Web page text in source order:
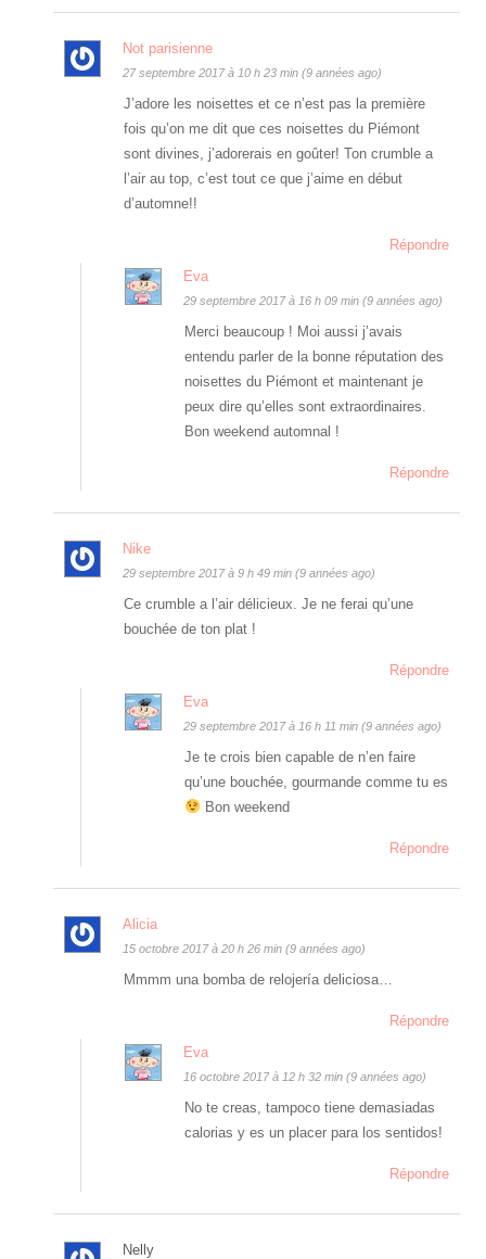
Not parisienne
27 septembre 2017 à 10 h 23 min (9 années ago)
J’adore les noisettes et ce n’est pas la première
fois qu’on me dit que ces noisettes du Piémont
sont divines, j’adorerais en goûter! Ton crumble a
l’air au top, c’est tout ce que j’aime en début
d’automne!!
Répondre
Eva
29 septembre 2017 à 16 h 09 min (9 années ago)
Merci beaucoup ! Moi aussi j’avais
entendu parler de la bonne réputation des
noisettes du Piémont et maintenant je
peux dire qu’elles sont extraordinaires.
Bon weekend automnal !
Répondre
Nike
29 septembre 2017 à 9 h 49 min (9 années ago)
Ce crumble a l’air délicieux. Je ne ferai qu’une
bouchée de ton plat !
Répondre
Eva
29 septembre 2017 à 16 h 11 min (9 années ago)
Je te crois bien capable de n’en faire
qu’une bouchée, gourmande comme tu es
Bon weekend
Répondre
Alicia
15 octobre 2017 à 20 h 26 min (9 années ago)
Mmmm una bomba de relojería deliciosa…
Répondre
Eva
16 octobre 2017 à 12 h 32 min (9 années ago)
No te creas, tampoco tiene demasiadas
calorias y es un placer para los sentidos!
Répondre
Nelly